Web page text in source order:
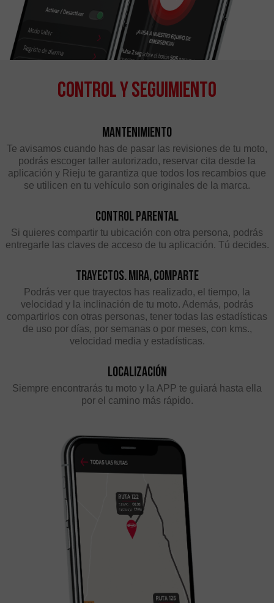
Control y Seguimiento
Mantenimiento
Te avisamos cuando has de pasar las revisiones de tu moto,
podrás escoger taller autorizado, reservar cita desde la
aplicación y Rieju te garantiza que todos los recambios que
se utilicen en tu vehículo son originales de la marca.
Control parental
Si quieres compartir tu ubicación con otra persona, podrás
entregarle las claves de acceso de tu aplicación. Tú decides.
Trayectos. Mira, Comparte
Podrás ver que trayectos has realizado, el tiempo, la
velocidad y la inclinación de tu moto. Además, podrás
compartirlos con otras personas, tener todas las estadísticas
de uso por días, por semanas o por meses, con kms.,
velocidad media y estadísticas.
Localización
Siempre encontrarás tu moto y la APP te guiará hasta ella
por el camino más rápido.